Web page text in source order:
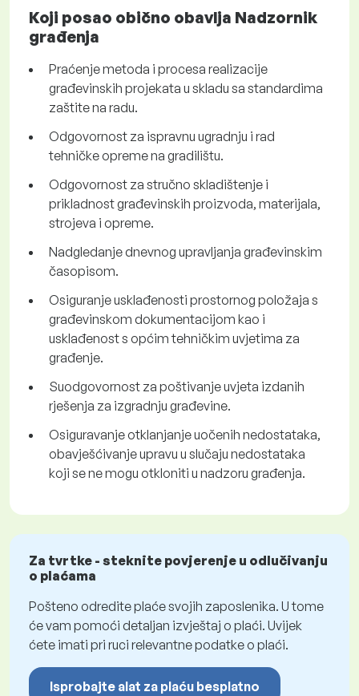
Koji posao obično obavlja Nadzornik
građenja
Praćenje metoda i procesa realizacije
građevinskih projekata u skladu sa standardima
zaštite na radu.
Odgovornost za ispravnu ugradnju i rad
tehničke opreme na gradilištu.
Odgovornost za stručno skladištenje i
prikladnost građevinskih proizvoda, materijala,
strojeva i opreme.
Nadgledanje dnevnog upravljanja građevinskim
časopisom.
Osiguranje usklađenosti prostornog položaja s
građevinskom dokumentacijom kao i
usklađenost s općim tehničkim uvjetima za
građenje.
Suodgovornost za poštivanje uvjeta izdanih
rješenja za izgradnju građevine.
Osiguravanje otklanjanje uočenih nedostataka,
obavješćivanje ​​upravu u slučaju nedostataka
koji se ne mogu otkloniti u nadzoru građenja.
Za tvrtke - steknite povjerenje u odlučivanju
o plaćama
Pošteno odredite plaće svojih zaposlenika. U tome
će vam pomoći detaljan izvještaj o plaći. Uvijek
ćete imati pri ruci relevantne podatke o plaći.
Isprobajte alat za plaću besplatno